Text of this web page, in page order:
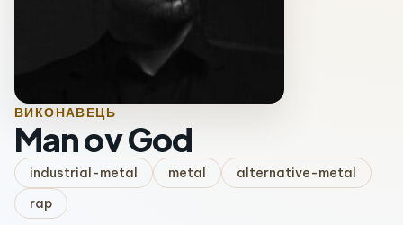
ВИКОНАВЕЦЬ
Man ov God
industrial-metal metal
alternative-metal
rap